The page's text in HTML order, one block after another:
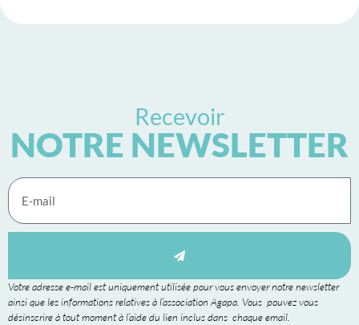
Recevoir
NOTRE NEWSLETTER
Votre adresse e-mail est uniquement utilisée pour vous envoyer notre newsletter
ainsi que les informations relatives à l’association Agapa. Vous pouvez vous
désinscrire à tout moment à l’aide du lien inclus dans chaque email.